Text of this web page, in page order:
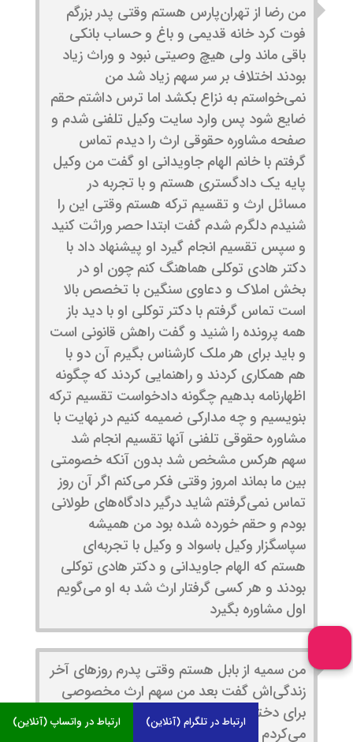
من رضا از تهران‌پارس هستم وقتی پدر بزرگم
فوت کرد خانه قدیمی و باغ و حساب بانکی
باقی ماند ولی هیچ وصیتی نبود و وراث زیاد
بودند اختلاف بر سر سهم زیاد شد من
نمی‌خواستم به نزاع بکشد اما ترس داشتم حقم
ضایع شود پس وارد سایت وکیل تلفنی شدم و
صفحه مشاوره حقوقی ارث را دیدم تماس
گرفتم با خانم الهام جاویدانی او گفت من وکیل
پایه یک دادگستری هستم و با تجربه در
مسائل ارث و تقسیم ترکه هستم وقتی این را
شنیدم دلگرم شدم گفت ابتدا حصر وراثت کنید
و سپس تقسیم انجام گیرد او پیشنهاد داد با
دکتر هادی توکلی هماهنگ کنم چون او در
بخش املاک و دعاوی سنگین با تخصص بالا
است تماس گرفتم با دکتر توکلی او با دید باز
همه پرونده را شنید و گفت راهش قانونی است
و باید برای هر ملک کارشناس بگیرم آن دو با
هم همکاری کردند و راهنمایی کردند که چگونه
اظهارنامه بدهیم چگونه دادخواست تقسیم ترکه
بنویسیم و چه مدارکی ضمیمه کنیم در نهایت با
مشاوره حقوقی تلفنی آنها تقسیم انجام شد
سهم هرکس مشخص شد بدون آنکه خصومتی
بین ما بماند امروز وقتی فکر می‌کنم اگر آن روز
تماس نمی‌گرفتم شاید درگیر دادگاه‌های طولانی
بودم و حقم خورده شده بود من همیشه
سپاسگزار وکیل باسواد و وکیل با تجربه‌ای
هستم که الهام جاویدانی و دکتر هادی توکلی
بودند و هر کسی گرفتار ارث شد به او می‌گویم
اول مشاوره بگیرد
من سمیه از بابل هستم وقتی پدرم روزهای آخر
زندگی‌اش گفت بعد من سهم ارث مخصوصی
برای دختران گذاشتم اما سندی ننوشته بود فکر
می‌کردم بخش عمده سهم را از دست داده‌ام
ارتباط در واتساپ (آنلاین) ارتباط در تلگرام (آنلاین)